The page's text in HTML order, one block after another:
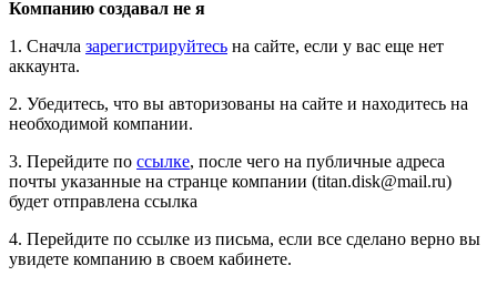
Компанию создавал не я
1. Сначла зарегистрируйтесь на сайте, если у вас еще нет
аккаунта.
2. Убедитесь, что вы авторизованы на сайте и находитесь на
необходимой компании.
3. Перейдите по ссылке, после чего на публичные адреса
почты указанные на странце компании (titan.disk@mail.ru)
будет отправлена ссылка
4. Перейдите по ссылке из письма, если все сделано верно вы
увидете компанию в своем кабинете.